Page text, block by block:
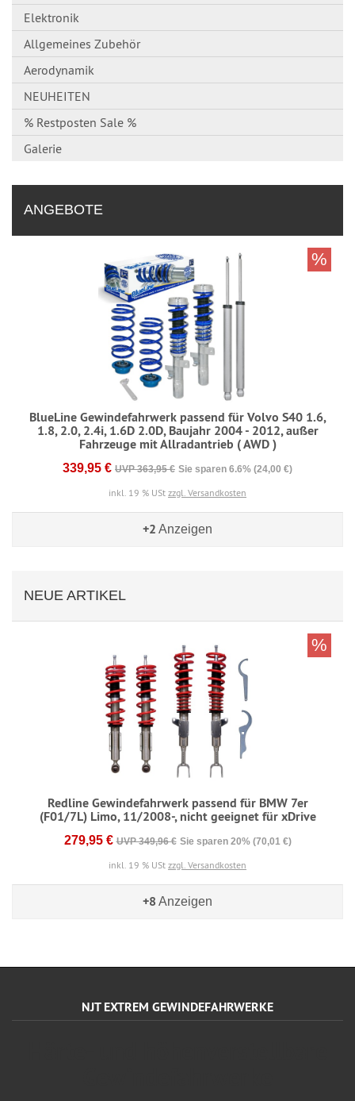
Elektronik
Allgemeines Zubehör
Aerodynamik
NEUHEITEN
% Restposten Sale %
Galerie
ANGEBOTE
BlueLine Gewindefahrwerk passend für Volvo S40 1.6,
1.8, 2.0, 2.4i, 1.6D 2.0D, Baujahr 2004 - 2012, außer
Fahrzeuge mit Allradantrieb ( AWD )
339,95 € UVP 363,95 € Sie sparen 6.6% (24,00 €)
inkl. 19 % USt zzgl. Versandkosten
%
+2 Anzeigen
NEUE ARTIKEL
Redline Gewindefahrwerk passend für BMW 7er
(F01/7L) Limo, 11/2008-, nicht geeignet für xDrive
279,95 € UVP 349,96 € Sie sparen 20% (70,01 €)
inkl. 19 % USt zzgl. Versandkosten
%
+8 Anzeigen
NJT EXTREM GEWINDEFAHRWERKE